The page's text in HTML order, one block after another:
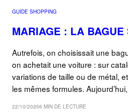
GUIDE SHOPPING
MARIAGE : LA BAGUE
Autrefois, on choisissait une
on achetait une voiture : sur
variations de taille ou de métal,
les mêmes formules.
22/10/20256 MIN DE LECTURE